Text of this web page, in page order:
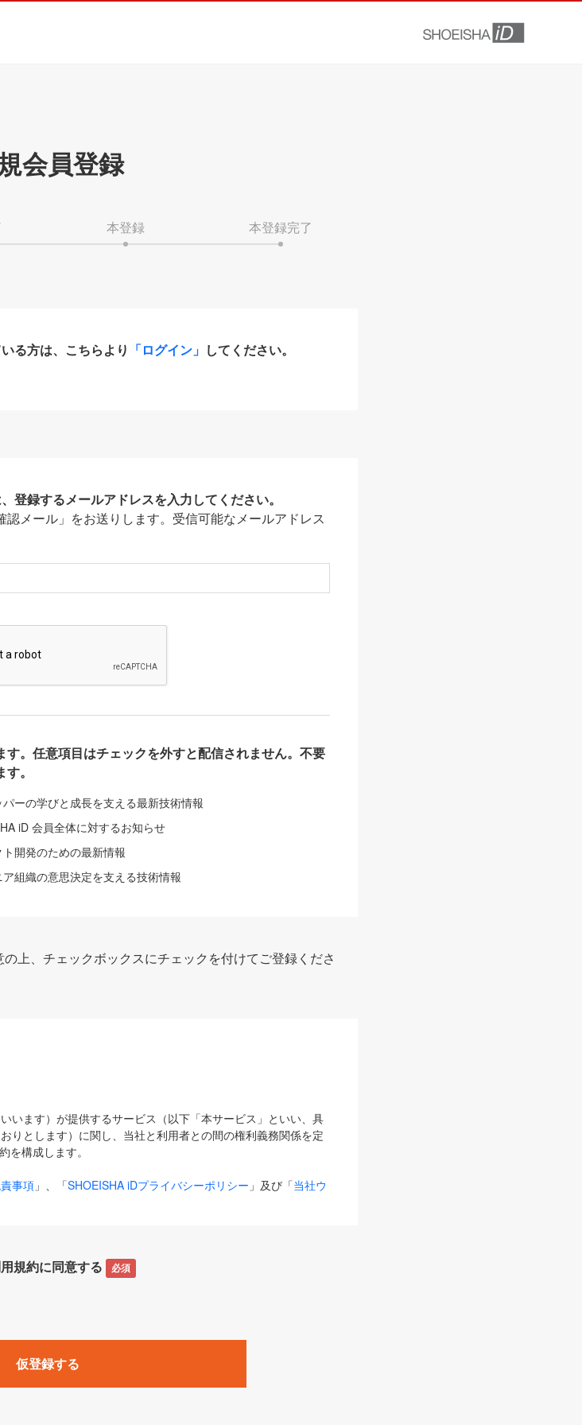
会員登録
本登録 本登録完了
る方は、こちらより 「ログイン」 してください。
登録するメールアドレスを入力してください。
メール」をお送りします。受信可能なメールアドレス
。任意項目はチェックを外すと配信されません。不要
。
ーの学びと成長を支える最新技術情報
iD 会員全体に対するお知らせ
ト開発のための最新情報
ア組織の意思決定を支える技術情報
上、チェックボックスにチェックを付けてご登録くださ
います）が提供するサービス（以下「本サービス」といい、具
りとします）に関し、当社と利用者との間の権利義務関係を定
を構成します。
事項 」、「SHOEISHA iDプライバシーポリシー 」及び「当社ウ
ます。
ービス（名称や内容が変更された場合、変更後のサービスを含
施するイベントやキャンペーンをいいます。
」「EnterpriseZine」「ECzine」「Biz/Zine」「HRzine」
規約に同意する 必須
仮登録する